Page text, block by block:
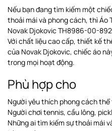
Nếu bạn đang tìm kiếm một
thoải mái và phong cách, thì Áo
Novak Djokovic TH8986-00-
Với chất liệu cao cấp, thiết kế
của Novak Djokovic, chiếc áo
trong mọi hoạt động.
Phù hợp cho
Người yêu thích phong cách thể
Người chơi tennis, cầu lông,
Những ai tìm kiếm sự thoải mái